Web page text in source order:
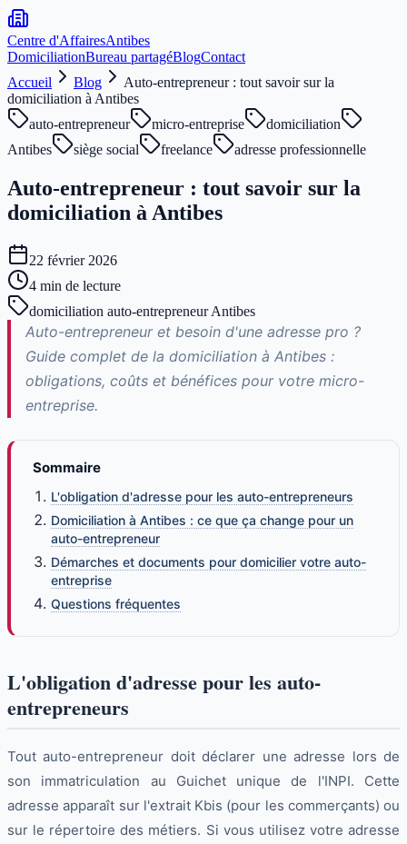
Centre d'AffairesAntibes
DomiciliationBureau partagéBlogContact
Accueil
Blog
Auto-entrepreneur : tout savoir sur la
domiciliation à Antibes
auto-entrepreneur
micro-entreprise
domiciliation
Antibes
siège social freelance adresse professionnelle
Auto-entrepreneur : tout savoir sur la
domiciliation à Antibes
22 février 2026
4 min de lecture
domiciliation auto-entrepreneur Antibes
Auto-entrepreneur et besoin d'une adresse pro ?
Guide complet de la domiciliation à Antibes :
obligations, coûts et bénéfices pour votre micro-
entreprise.
Sommaire
L'obligation d'adresse pour les auto-entrepreneurs
Domiciliation à Antibes : ce que ça change pour un
auto-entrepreneur
Démarches et documents pour domicilier votre auto-
entreprise
Questions fréquentes
L'obligation d'adresse pour les auto-
entrepreneurs
Tout auto-entrepreneur doit déclarer une adresse lors de
son immatriculation au Guichet unique de l'INPI. Cette
adresse apparaît sur l'extrait Kbis (pour les commerçants) ou
sur le répertoire des métiers. Si vous utilisez votre adresse